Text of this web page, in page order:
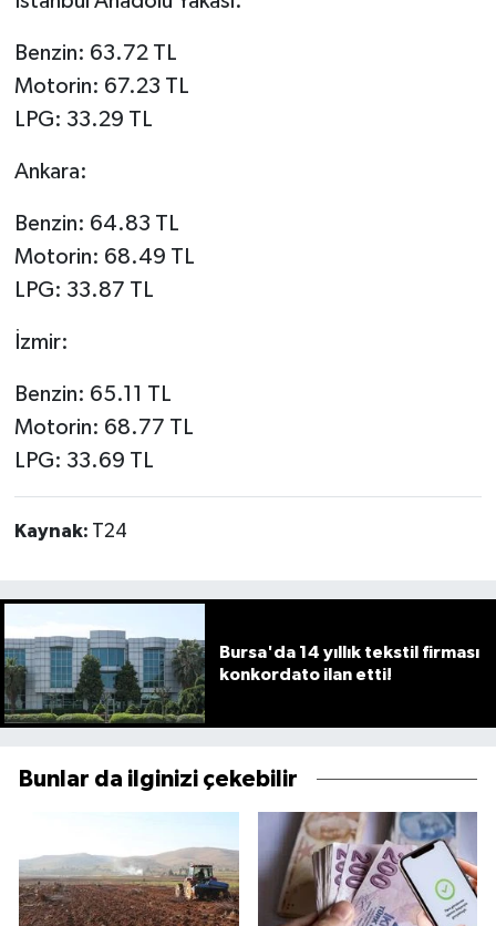
Benzin: 63.72 TL
Motorin: 67.23 TL
LPG: 33.29 TL
Ankara:
Benzin: 64.83 TL
Motorin: 68.49 TL
LPG: 33.87 TL
İzmir:
Benzin: 65.11 TL
Motorin: 68.77 TL
LPG: 33.69 TL
Kaynak: T24
Bursa'da 14 yıllık tekstil firması
konkordato ilan etti!
Bunlar da ilginizi çekebilir